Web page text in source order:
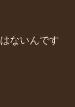
ないんです